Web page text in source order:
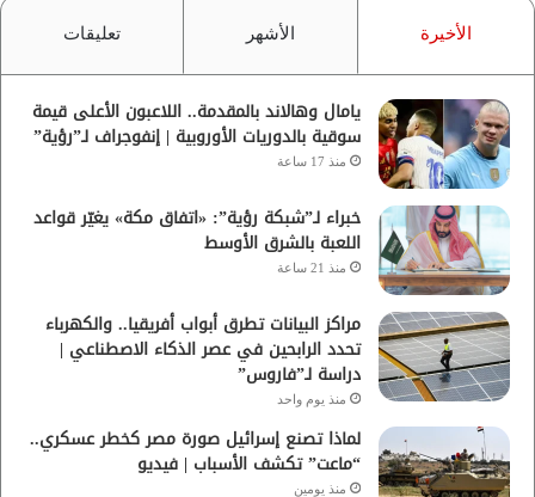
الأخيرة الأشهر تعليقات
يامال وهالاند بالمقدمة.. اللاعبون الأعلى قيمة
سوقية بالدوريات الأوروبية | إنفوجراف لـ”رؤية”
منذ 17 ساعة
خبراء لـ”شبكة رؤية”: «اتفاق مكة» يغيّر قواعد
اللعبة بالشرق الأوسط
منذ 21 ساعة
مراكز البيانات تطرق أبواب أفريقيا.. والكهرباء
تحدد الرابحين في عصر الذكاء الاصطناعي |
دراسة لـ”فاروس”
منذ يوم واحد
لماذا تصنع إسرائيل صورة مصر كخطر عسكري..
“ماعت” تكشف الأسباب | فيديو
منذ يومين